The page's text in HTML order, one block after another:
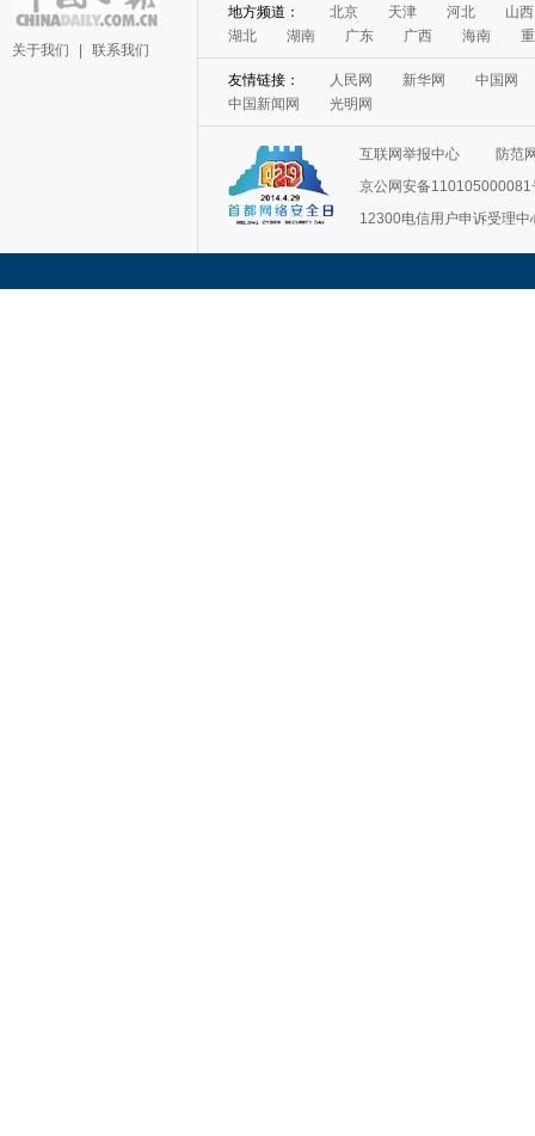
关于我们 联系我们
地方频道： 北京 天津 河北
山西
湖北
湖南 广东 广西 海南
友情链接： 人民网 新华网
中国网
中国新闻网
光明网
互联网举报中心
防范
京公网安备110105000081
12300电信用户申诉受理中